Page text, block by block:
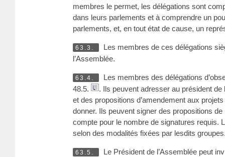
membres le permet, les délégations sont
dans leurs parlements et à comprendre un
parlements, et, en tout état de cause, un
63.3.
Les membres de ces délégations
l’Assemblée.
63.4.
Les membres des délégations
48.5.
. Ils peuvent adresser au président
et des propositions d’amendement aux
donner. Ils peuvent signer des propositions
compte pour le nombre de signatures requis.
selon des modalités fixées par lesdits
63.5.
Le Président de l’Assemblée peut